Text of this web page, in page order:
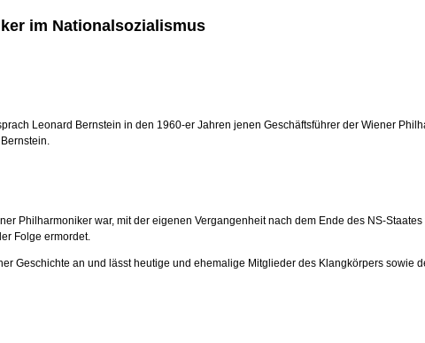
im Nationalsozialismus
Leonard Bernstein in den 1960-er Jahren jenen Geschäftsführer der Wiener
Philharmoniker war, mit der eigenen Vergangenheit nach dem Ende des NS-
Folge ermordet.
Geschichte an und lässt heutige und ehemalige Mitglieder des Klangkörpers sowie